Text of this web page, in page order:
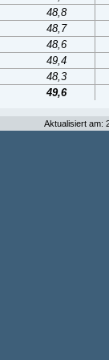
48,8
48,7
48,6
49,4
48,3
49,6
Aktualisiert am: